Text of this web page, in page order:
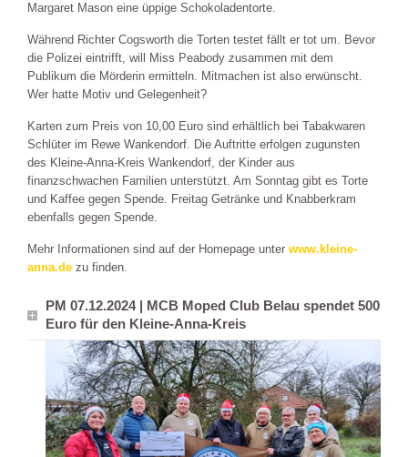
Margaret Mason eine üppige Schokoladentorte.
Während Richter Cogsworth die Torten testet fällt er tot um. Bevor
die Polizei eintrifft, will Miss Peabody zusammen mit dem
Publikum die Mörderin ermitteln. Mitmachen ist also erwünscht.
Wer hatte Motiv und Gelegenheit?
Karten zum Preis von 10,00 Euro sind erhältlich bei Tabakwaren
Schlüter im Rewe Wankendorf. Die Auftritte erfolgen zugunsten
des Kleine-Anna-Kreis Wankendorf, der Kinder aus
finanzschwachen Familien unterstützt. Am Sonntag gibt es Torte
und Kaffee gegen Spende. Freitag Getränke und Knabberkram
ebenfalls gegen Spende.
Mehr Informationen sind auf der Homepage unter www.kleine-
anna.de zu finden.
PM 07.12.2024 | MCB Moped Club Belau spendet 500
Euro für den Kleine-Anna-Kreis